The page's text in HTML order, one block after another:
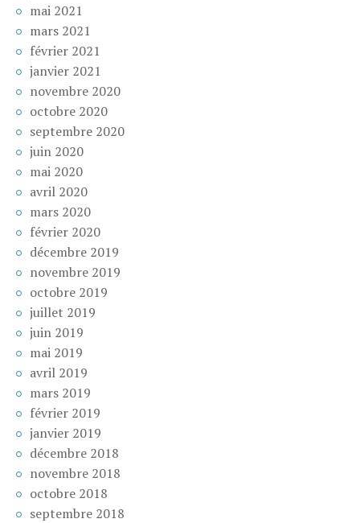
mai 2021
mars 2021
février 2021
janvier 2021
novembre 2020
octobre 2020
septembre 2020
juin 2020
mai 2020
avril 2020
mars 2020
février 2020
décembre 2019
novembre 2019
octobre 2019
juillet 2019
juin 2019
mai 2019
avril 2019
mars 2019
février 2019
janvier 2019
décembre 2018
novembre 2018
octobre 2018
septembre 2018